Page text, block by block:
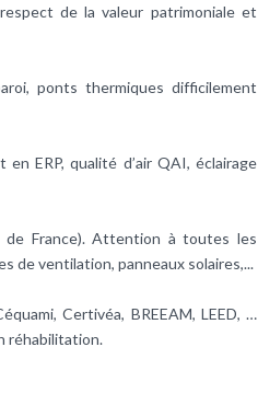
de la valeur patrimoniale et
ponts thermiques difficilement
en ERP,qualité d’airQAI, éclairage
France). Attention à toutes les
deventilation, panneaux solaires,...
Certivéa, BREEAM, LEED, …
réhabilitation.